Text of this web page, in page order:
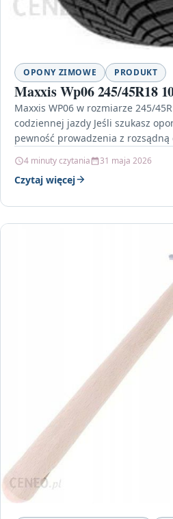
OPONY ZIMOWE PRODUKT
Maxxis Wp06 245/45R18
Maxxis WP06 w rozmiarze 245/
codziennej jazdy Jeśli szukasz
pewność prowadzenia z
4 minuty czytania 31 maja 2026
Czytaj więcej